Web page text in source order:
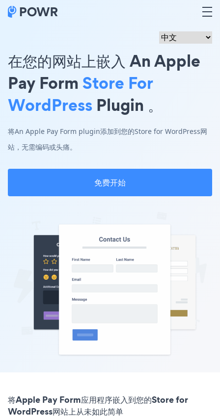
在您的网站上嵌入 An Apple
Pay Form Store For
WordPress Plugin 。
将An Apple Pay Form plugin添加到您的Store for WordPress网
站，无需编码或头痛。
免费开始
将Apple Pay Form应用程序嵌入到您的Store for
WordPress网站上从未如此简单